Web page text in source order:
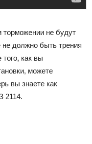
торможении не будут
не должно быть трения
как вы
можете
вы знаете как
2114.